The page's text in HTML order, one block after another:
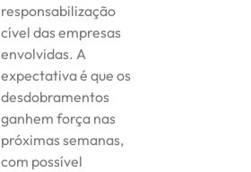
responsabilização
cível das empresas
envolvidas. A
expectativa é que os
desdobramentos
ganhem força nas
próximas semanas,
com possível